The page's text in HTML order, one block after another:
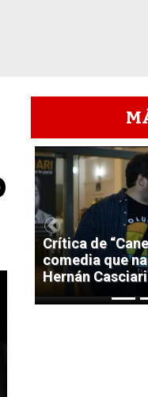
Crítica de
comedia que
Hernán Casciari
Previous